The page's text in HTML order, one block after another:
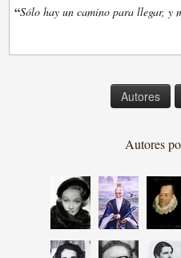
“Sólo hay un camino para llegar, y
Autores
Autores